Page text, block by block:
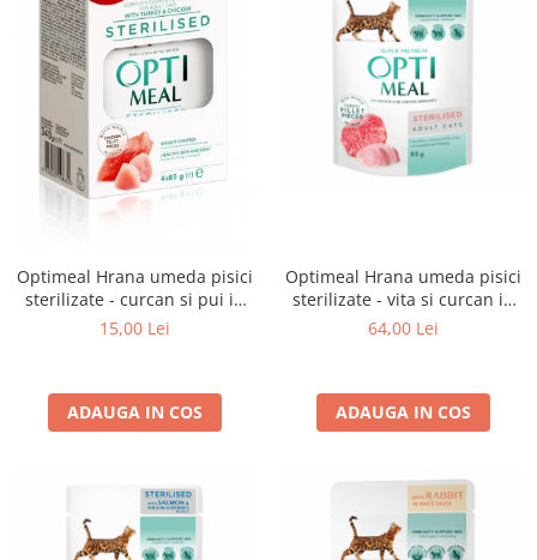
Optimeal Hrana umeda pisici
sterilizate - curcan si pui in
sos, set 3+1, 4*0,085kg
15,00 Lei
ADAUGA IN COS
Optimeal Hrana umeda pisici
sterilizate - vita si curcan in
jeleu, set 12*0,085kg
64,00 Lei
ADAUGA IN COS